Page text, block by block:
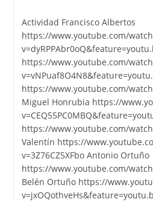
la
entrada:
Actividad Francisco Albertos
https://www.youtube.com/
https://www.youtube.com/
https://www.youtube.com/
Miguel Honrubia https://
https://www.youtube.com/
Valentín https://
v=3Z76CZ5XFbo Antonio Ortuño
https://www.youtube.com/
Belén Ortuño https://